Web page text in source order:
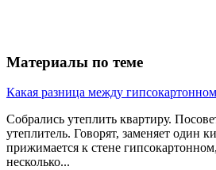
Материалы по теме
Какая разница между гипсокартонном
Собрались утеплить квартиру.
утеплитель. Говорят, заменяет один
прижимается к стене
несколько...